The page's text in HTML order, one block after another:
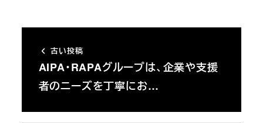
古い投稿
AIPA・RAPAグループは、企業や支援
者のニーズを丁寧にお…